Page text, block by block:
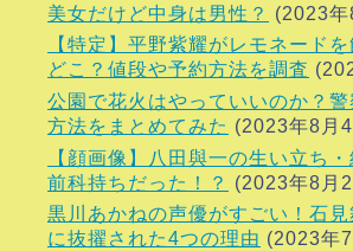
美女だけど中身は男性？
(2023
【特定】平野紫耀がレモネード
どこ？値段や予約方法を調査
公園で花火はやっていいのか？
方法をまとめてみた (2023年8月
【顔画像】八田與一の生い立ち
前科持ちだった！？
(2023年8月
黒川あかねの声優がすごい！石
に抜擢された4つの理由 (2023年